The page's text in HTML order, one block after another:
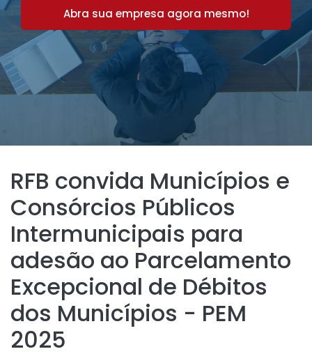
Abra sua empresa agora mesmo!
RFB convida Municípios e
Consórcios Públicos
Intermunicipais para
adesão ao Parcelamento
Excepcional de Débitos
dos Municípios - PEM
2025